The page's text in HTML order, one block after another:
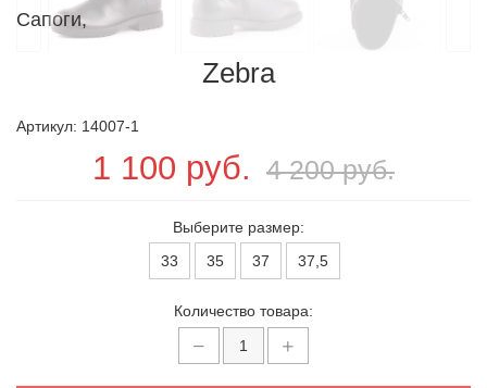
Сапоги,
Zebra
Артикул: 14007-1
1 100 руб. 4 200 руб.
Выберите размер:
33
35 37 37,5
Количество товара: